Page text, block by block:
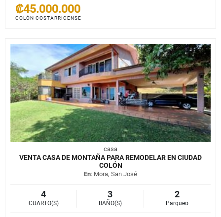
₡45.000.000
COLÓN COSTARRICENSE
casa
VENTA CASA DE MONTAÑA PARA REMODELAR EN CIUDAD
COLÓN
En: Mora, San José
4
CUARTO(S)
3
BAÑO(S)
2
Parqueo